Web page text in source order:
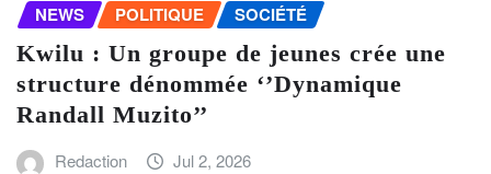
NEWS
POLITIQUE SOCIÉTÉ
Kwilu : Un groupe de jeunes crée une
structure dénommée ‘’Dynamique
Randall Muzito’’
Redaction Jul 2, 2026